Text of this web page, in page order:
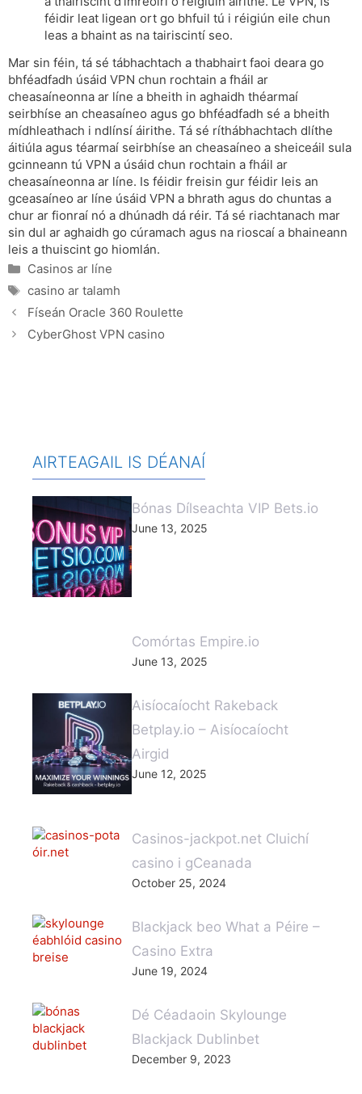
féidir leat ligean ort go bhfuil tú i réigiún eile chun
leas a bhaint as na tairiscintí seo.
Mar sin féin, tá sé tábhachtach a thabhairt faoi deara go
bhféadfadh úsáid VPN chun rochtain a fháil ar
cheasaíneonna ar líne a bheith in aghaidh théarmaí
seirbhíse an cheasaíneo agus go bhféadfadh sé a bheith
mídhleathach i ndlínsí áirithe. Tá sé ríthábhachtach dlíthe
áitiúla agus téarmaí seirbhíse an cheasaíneo a sheiceáil sula
gcinneann tú VPN a úsáid chun rochtain a fháil ar
cheasaíneonna ar líne. Is féidir freisin gur féidir leis an
gceasaíneo ar líne úsáid VPN a bhrath agus do chuntas a
chur ar fionraí nó a dhúnadh dá réir. Tá sé riachtanach mar
sin dul ar aghaidh go cúramach agus na rioscaí a bhaineann
leis a thuiscint go hiomlán.
Categories
Casinos ar líne
Tags
casino ar talamh
Físeán Oracle 360 ​​Roulette
CyberGhost VPN casino
AIRTEAGAIL IS DÉANAÍ
Bónas Dílseachta VIP Bets.io
June 13, 2025
Comórtas Empire.io
June 13, 2025
Aisíocaíocht Rakeback
Betplay.io – Aisíocaíocht
Airgid
June 12, 2025
Casinos-jackpot.net Cluichí
casino i gCeanada
October 25, 2024
Blackjack beo What a Péire –
Casino Extra
June 19, 2024
Dé Céadaoin Skylounge
Blackjack Dublinbet
December 9, 2023